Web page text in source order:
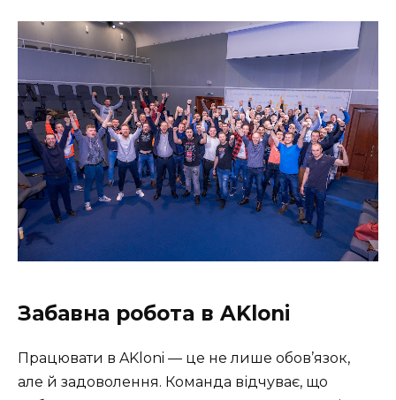
Забавна робота в AKloni
Працювати в AKloni — це не лише обов’язок,
але й задоволення. Команда відчуває, що